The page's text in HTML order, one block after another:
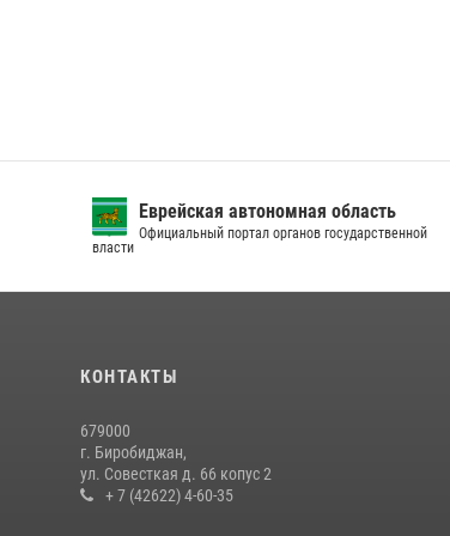
Еврейская автономная область
Официальный портал органов государственной
власти
КОНТАКТЫ
679000
г. Биробиджан,
ул. Совесткая д. 66 копус 2
+ 7 (42622) 4-60-35